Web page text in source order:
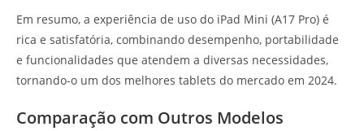
Em resumo, a experiência de uso do iPad Mini (A17 Pro) é
rica e satisfatória, combinando desempenho, portabilidade
e funcionalidades que atendem a diversas necessidades,
tornando-o um dos melhores tablets do mercado em 2024.
Comparação com Outros Modelos